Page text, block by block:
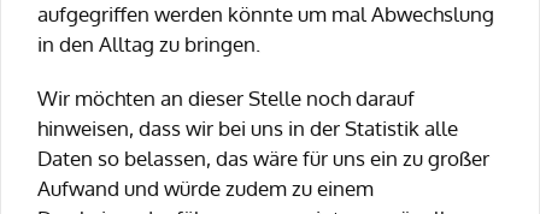
aufgegriffen werden könnte um mal Abwechslung
in den Alltag zu bringen.
Wir möchten an dieser Stelle noch darauf
hinweisen, dass wir bei uns in der Statistik alle
Daten so belassen, das wäre für uns ein zu großer
Aufwand und würde zudem zu einem